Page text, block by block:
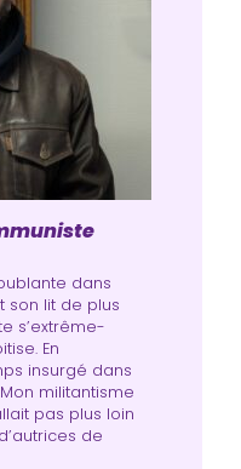
dans
son lit de plus
s’extrême-
En
insurgé dans
militantisme
pas plus loin
de